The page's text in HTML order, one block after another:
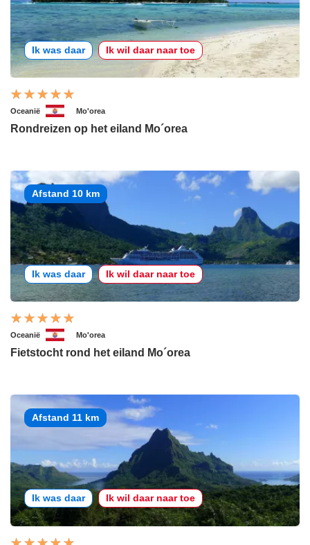
Ik was daar Ik wil daar naar toe
Oceanië Mo'orea
Rondreizen op het eiland Mo´orea
Afstand 10 km
Ik was daar Ik wil daar naar toe
Oceanië Mo'orea
Fietstocht rond het eiland Mo´orea
Afstand 11 km
Ik was daar Ik wil daar naar toe